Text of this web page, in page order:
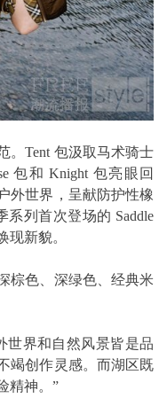
。Tent 包汲取马术骑士
包和 Knight 包亮眼回
外世界，呈献防护性橡
系列首次登场的 Saddle
现新貌。
棕色、深绿色、经典米
世界和自然风景皆是品
竭创作灵感。而湖区既
精神。”